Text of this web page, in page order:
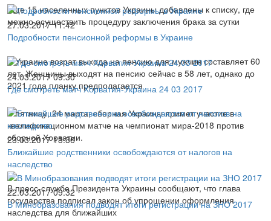
Еще 15 населенных пунктов Украины добавлены к списку, где
можно осуществить процедуру заключения брака за сутки
27.03.2017 11:42
Подробности пенсионной реформы в Украине
В Украине возрат выхода на пенсию для мужчин составляет 60
лет. Женщины выходят на пенсию сейчас в 58 лет, однако до
2021 года планку предполагается
24.03.2017 09:30
Где смотреть матч Хорватия-Украина 24 03 2017
В пятницу, 24 марта, сборная Украины примет участие в
квалификационном матче на чемпионат мира-2018 против
сборной Хорватии.
23.03.2017 13:36
Ближайшие родственники освобождаются от налогов на
наследство
В пресс-службе Президента Украины сообщают, что глава
государства подписал закон об упрощении оформления
наследства для ближайших
22.03.2017 09:32
В Минобразования подводят итоги регистрации на ЗНО 2017